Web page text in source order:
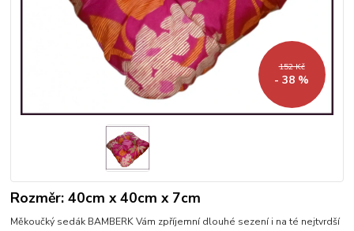
152 Kč
- 38 %
Rozměr: 40cm x 40cm x 7cm
Měkoučký sedák BAMBERK Vám zpříjemní dlouhé sezení i na té nejtvrdší